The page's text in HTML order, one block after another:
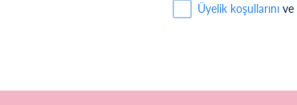
Üyelik koşullarını ve